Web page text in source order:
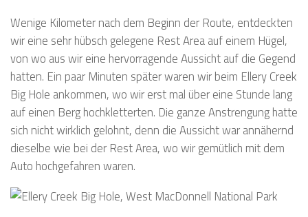
Wenige Kilometer nach dem Beginn der Route, entdeckten
wir eine sehr hübsch gelegene Rest Area auf einem Hügel,
von wo aus wir eine hervorragende Aussicht auf die Gegend
hatten. Ein paar Minuten später waren wir beim Ellery Creek
Big Hole ankommen, wo wir erst mal über eine Stunde lang
auf einen Berg hochkletterten. Die ganze Anstrengung hatte
sich nicht wirklich gelohnt, denn die Aussicht war annähernd
dieselbe wie bei der Rest Area, wo wir gemütlich mit dem
Auto hochgefahren waren.